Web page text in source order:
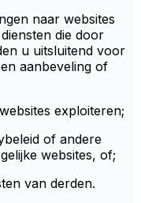
naar websites
die door
u uitsluitend voor
aanbeveling of
exploiteren;
of andere
websites, of;
van derden.